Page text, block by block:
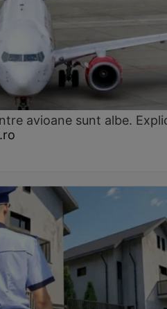
avioane sunt albe.